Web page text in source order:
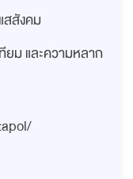
สสังคม
ยม และความหลาก